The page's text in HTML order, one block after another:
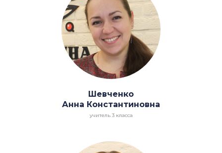
Шевченко
Анна Константиновна
учитель 3 класса